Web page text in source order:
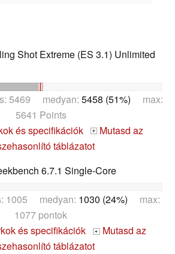
Shot Extreme (ES 3.1) Unlimited
5469 medyan: 5458 (51%) max:
5641 Points
és specifikációk +
Mutasd az
táblázatot
6.7.1 Single-Core
1005 medyan: 1030 (24%) max:
1077 pontok
és specifikációk + Mutasd az
táblázatot